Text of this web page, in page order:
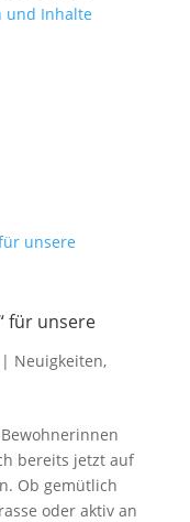
und Inhalte
für unsere
Neuigkeiten,
bereits jetzt auf
Ob gemütlich
oder aktiv an